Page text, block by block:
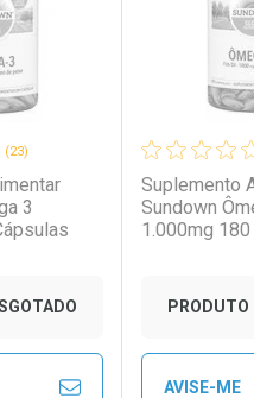
Desconto
Desconto
Ativar
Comprar
Comprar
(23)
3
Suplemento
Sundown
1.000mg
PRODUTO
AVISE-ME